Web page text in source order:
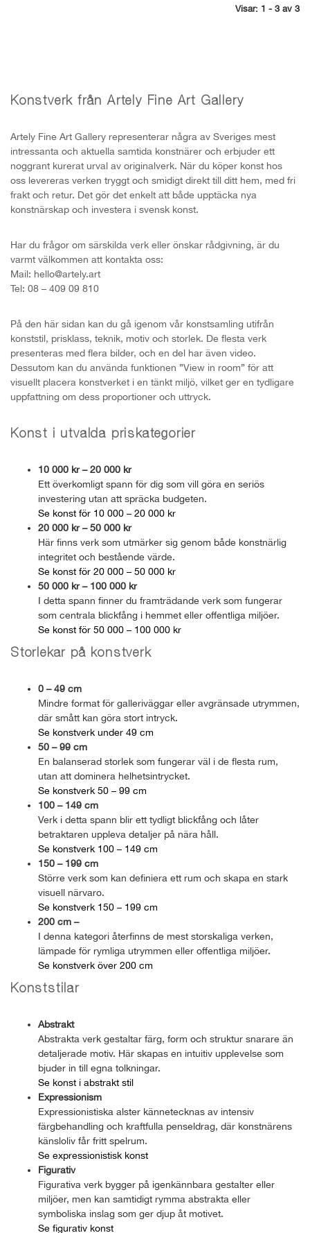
Visar: 1 - 3 av 3
Konstverk från Artely Fine Art Gallery
Artely Fine Art Gallery representerar några av Sveriges mest
intressanta och aktuella samtida konstnärer och erbjuder ett
noggrant kurerat urval av originalverk. När du köper konst hos
oss levereras verken tryggt och smidigt direkt till ditt hem, med fri
frakt och retur. Det gör det enkelt att både upptäcka nya
konstnärskap och investera i svensk konst.
Har du frågor om särskilda verk eller önskar rådgivning, är du
varmt välkommen att kontakta oss:
Mail: hello@artely.art
Tel: 08 – 409 09 810
På den här sidan kan du gå igenom vår konstsamling utifrån
konststil, prisklass, teknik, motiv och storlek. De flesta verk
presenteras med flera bilder, och en del har även video.
Dessutom kan du använda funktionen ”View in room” för att
visuellt placera konstverket i en tänkt miljö, vilket ger en tydligare
uppfattning om dess proportioner och uttryck.
Konst i utvalda priskategorier
10 000 kr – 20 000 kr
Ett överkomligt spann för dig som vill göra en seriös
investering utan att spräcka budgeten.
Se konst för 10 000 – 20 000 kr
20 000 kr – 50 000 kr
Här finns verk som utmärker sig genom både konstnärlig
integritet och bestående värde.
Se konst för 20 000 – 50 000 kr
50 000 kr – 100 000 kr
I detta spann finner du framträdande verk som fungerar
som centrala blickfång i hemmet eller offentliga miljöer.
Se konst för 50 000 – 100 000 kr
Storlekar på konstverk
0 – 49 cm
Mindre format för galleriväggar eller avgränsade utrymmen,
där smått kan göra stort intryck.
Se konstverk under 49 cm
50 – 99 cm
En balanserad storlek som fungerar väl i de flesta rum,
utan att dominera helhetsintrycket.
Se konstverk 50 – 99 cm
100 – 149 cm
Verk i detta spann blir ett tydligt blickfång och låter
betraktaren uppleva detaljer på nära håll.
Se konstverk 100 – 149 cm
150 – 199 cm
Större verk som kan definiera ett rum och skapa en stark
visuell närvaro.
Se konstverk 150 – 199 cm
200 cm –
I denna kategori återfinns de mest storskaliga verken,
lämpade för rymliga utrymmen eller offentliga miljöer.
Se konstverk över 200 cm
Konststilar
Abstrakt
Abstrakta verk gestaltar färg, form och struktur snarare än
detaljerade motiv. Här skapas en intuitiv upplevelse som
bjuder in till egna tolkningar.
Se konst i abstrakt stil
Expressionism
Expressionistiska alster kännetecknas av intensiv
färgbehandling och kraftfulla penseldrag, där konstnärens
känsloliv får fritt spelrum.
Se expressionistisk konst
Figurativ
Figurativa verk bygger på igenkännbara gestalter eller
miljöer, men kan samtidigt rymma abstrakta eller
symboliska inslag som ger djup åt motivet.
Se figurativ konst